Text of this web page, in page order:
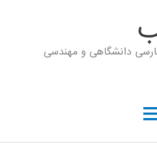
دانشگاهی و مهندسی